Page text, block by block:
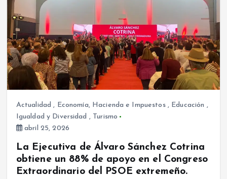
Actualidad , Economía, Hacienda e Impuestos, Educación ,
Igualdad y Diversidad , Turismo
abril 25, 2026
La Ejecutiva de Álvaro Sánchez Cotrina
obtiene un 88% de apoyo en el Congreso
Extraordinario del PSOE extremeño.